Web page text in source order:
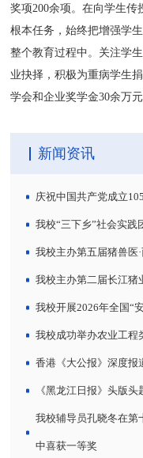
奖项200余项。在向学生
根本任务，始终把增强学
整个教育过程中。关注学
业抉择，积极为重病学生
学会和企业奖学金30余万元
新闻资讯
庆祝中国共产党成立
我校“三下乡”社会实践
我校主办第五届猪兽医
我校主办第二届长江猪
我校开展2026年全国“
我校成功举办农业工程
香港《大公报》深度报
《黑龙江日报》头版
我校辅导员孔晓冬在第
中喜获一等奖